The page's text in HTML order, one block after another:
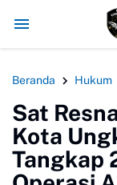
Kapolres Bogor
Beranda Hukum
Sat
Kota
Tangkap